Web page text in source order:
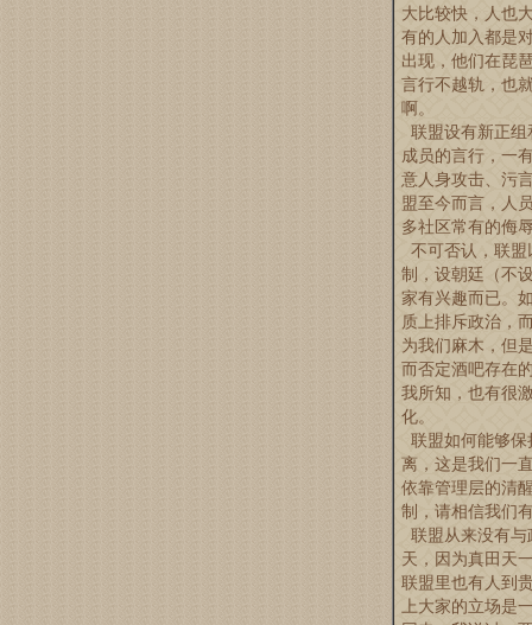
大比较快，人也
有的人加入都是
出现，他们在琵
言行不越轨，也
啊。
联盟设有新正
成员的言行，一
意人身攻击、污
盟至今而言，人
多社区常有的侮
不可否认，联
制，设朝廷（不
家有兴趣而已。
质上排斥政治，
为我们麻木，但
而否定酒吧存在
我所知，也有很
化。
联盟如何能够
离，这是我们一
依靠管理层的清
制，请相信我们
联盟从来没有
天，因为真田天
联盟里也有人到
上大家的立场是